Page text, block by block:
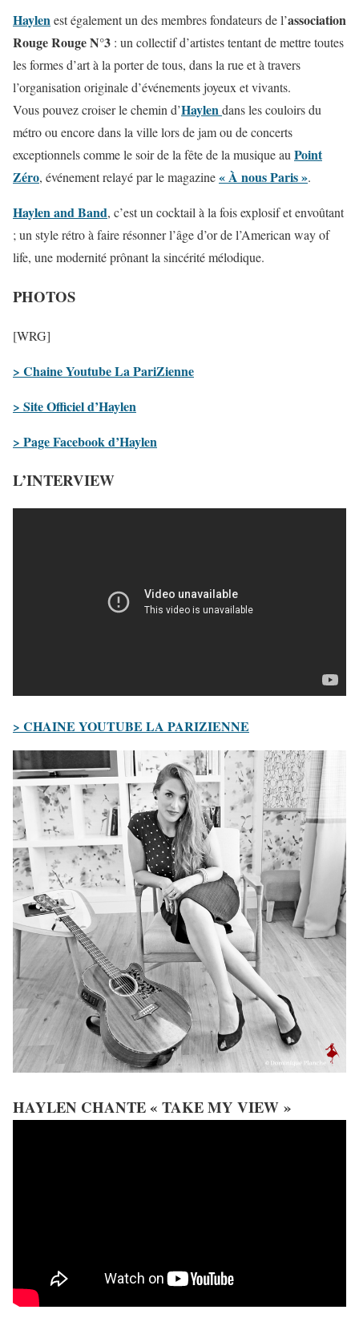
Haylenest également un des membres fondateurs de l’association
Rouge Rouge N°3 : un collectif d’artistes tentant de mettre toutes
les formes d’art à la porter de tous, dans la rue et à travers
l’organisation originale d’événements joyeux et vivants.
Vous pouvez croiser le chemin d’Haylendans les couloirs du
métro ou encore dans la ville lors de jam ou de concerts
exceptionnels comme le soir de la fête de la musique au Point
Zéro, événement relayé par le magazine« À nous Paris ».
Haylen and Band, c’est un cocktail à la fois explosif et envoûtant
; un style rétro à faire résonner l’âge d’or de l’American way of
life, une modernité prônant la sincérité mélodique.
PHOTOS
[WRG]
> Chaine Youtube La PariZienne
> Site Officiel d’Haylen
> Page Facebook d’Haylen
L’INTERVIEW
> CHAINE YOUTUBE LA PARIZIENNE
HAYLEN CHANTE « TAKE MY VIEW »